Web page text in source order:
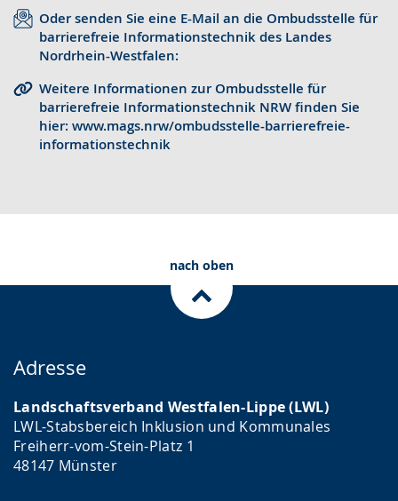
Oder senden Sie eine E-Mail an die Ombudsstelle für
barrierefreie Informationstechnik des Landes
Nordrhein-Westfalen:
Weitere Informationen zur Ombudsstelle für
barrierefreie Informationstechnik NRW finden Sie
hier: www.mags.nrw/ombudsstelle-barrierefreie-
informationstechnik
c
e
s
t
.
e
r
p
w
i
r
d
a
nach oben
Adresse
Landschaftsverband Westfalen-Lippe (LWL)
LWL-Stabsbereich Inklusion und Kommunales
Freiherr-vom-Stein-Platz 1
48147 Münster